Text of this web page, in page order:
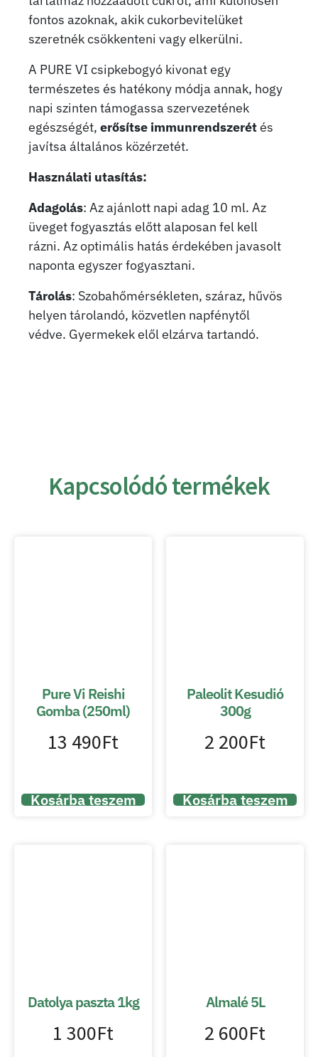
fontos azoknak, akik cukorbevitelüket
szeretnék csökkenteni vagy elkerülni.
A PURE VI csipkebogyó kivonat egy
természetes és hatékony módja annak, hogy
napi szinten támogassa szervezetének
egészségét, erősítse immunrendszerétés
javítsa általános közérzetét.
Használati utasítás:
Adagolás: Az ajánlott napi adag 10 ml. Az
üveget fogyasztás előtt alaposan fel kell
rázni. Az optimális hatás érdekében javasolt
naponta egyszer fogyasztani.
Tárolás: Szobahőmérsékleten, száraz, hűvös
helyen tárolandó, közvetlen napfénytől
védve. Gyermekek elől elzárva tartandó.
Kapcsolódó termékek
Pure Vi Reishi
Gomba (250ml)
13 490Ft
Kosárba teszem
Paleolit Kesudió
300g
2 200Ft
Kosárba teszem
Datolya paszta 1kg
1 300Ft
Almalé 5L
2 600Ft